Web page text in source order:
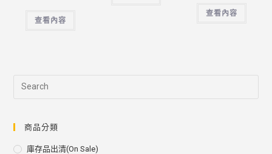
查看內容
查看內容
商品分類
庫存品出清(on Sale)